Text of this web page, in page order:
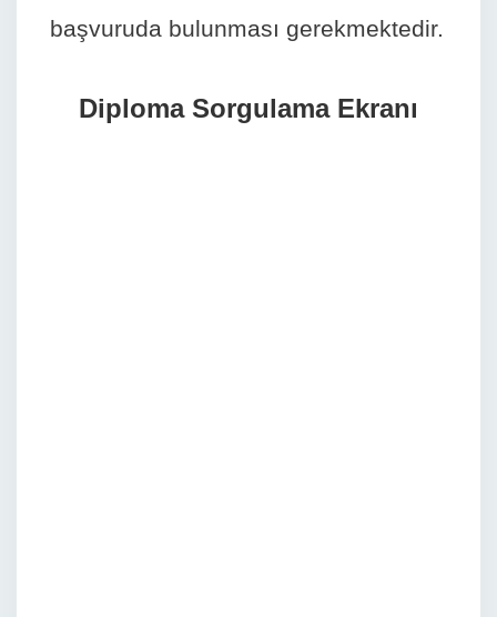
başvuruda bulunması gerekmektedir.
Diploma Sorgulama Ekranı